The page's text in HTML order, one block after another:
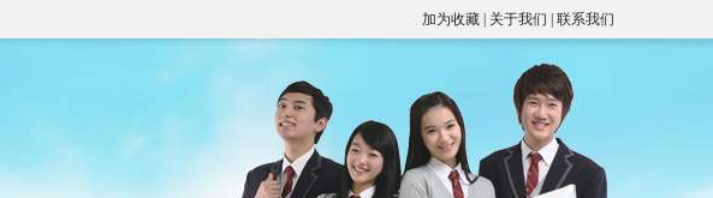
加为收藏 关于我们 联系我们